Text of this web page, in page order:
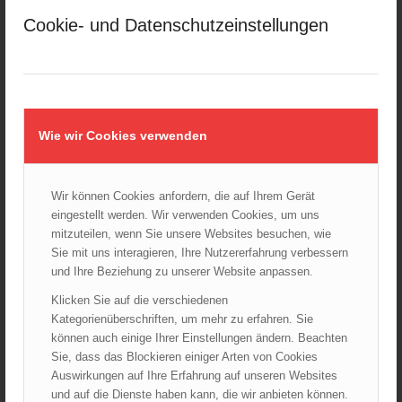
Cookie- und Datenschutzeinstellungen
Wie wir Cookies verwenden
Wir können Cookies anfordern, die auf Ihrem Gerät
eingestellt werden. Wir verwenden Cookies, um uns
mitzuteilen, wenn Sie unsere Websites besuchen, wie
Sie mit uns interagieren, Ihre Nutzererfahrung verbessern
und Ihre Beziehung zu unserer Website anpassen.
Klicken Sie auf die verschiedenen
Kategorienüberschriften, um mehr zu erfahren. Sie
können auch einige Ihrer Einstellungen ändern. Beachten
Sie, dass das Blockieren einiger Arten von Cookies
Auswirkungen auf Ihre Erfahrung auf unseren Websites
und auf die Dienste haben kann, die wir anbieten können.
Verkauf durch :